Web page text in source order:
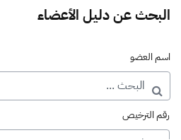
البحث عن دليل الأعضاء
اسم العضو
رقم الترخيص